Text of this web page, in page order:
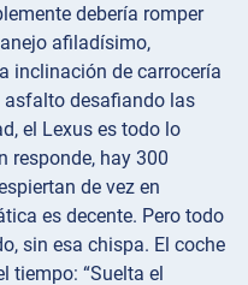
debería romper
afiladísimo,
inclinación de carrocería
asfalto desafiando las
el Lexus es todo lo
responde, hay 300
de vez en
es decente. Pero todo
sin esa chispa. El coche
tiempo: “Suelta el